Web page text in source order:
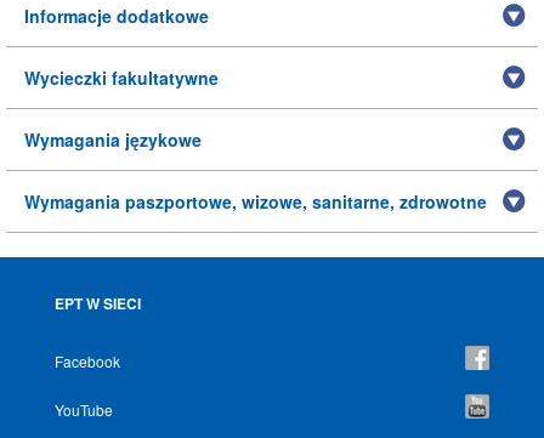
Informacje dodatkowe
Wycieczki fakultatywne
Wymagania językowe
Wymagania paszportowe, wizowe, sanitarne, zdrowotne
EPT W SIECI
Facebook
YouTube